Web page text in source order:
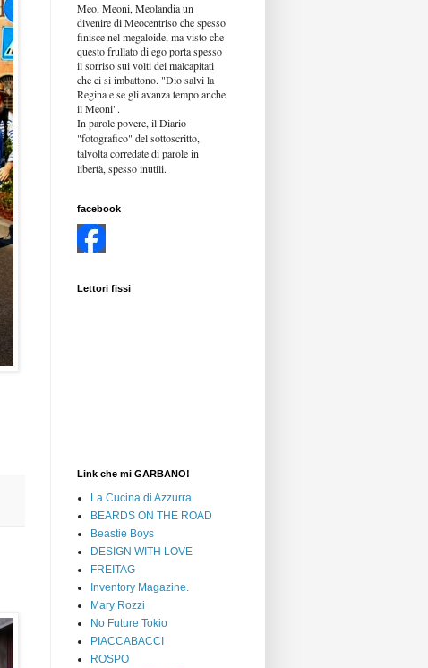
Meo, Meoni, Meolandia un
divenire di Meocentriso che spesso
finisce nel megaloide, ma visto che
questo frullato di ego porta spesso
il sorriso sui volti dei malcapitati
che ci si imbattono. "Dio salvi la
Regina e se gli avanza tempo anche
il Meoni".
In parole povere, il Diario
"fotografico" del sottoscritto,
talvolta corredate di parole in
libertà, spesso inutili.
facebook
Lettori fissi
Link che mi GARBANO!
La Cucina di Azzurra
BEARDS ON THE ROAD
Beastie Boys
DESIGN WITH LOVE
FREITAG
Inventory Magazine.
Mary Rozzi
No Future Tokio
PIACCABACCI
ROSPO